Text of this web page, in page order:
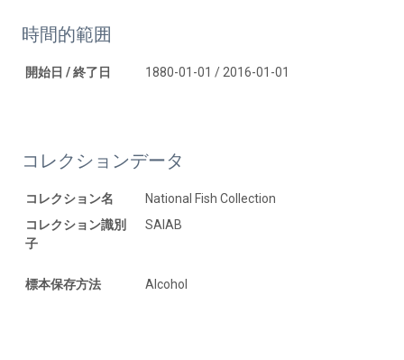
時間的範囲
開始日 / 終了日 1880-01-01 / 2016-01-01
コレクションデータ
コレクション名
National Fish Collection
コレクション識別
子
SAIAB
標本保存方法 Alcohol